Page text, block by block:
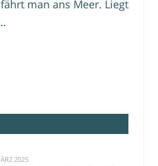
man ans Meer. Liegt
2025